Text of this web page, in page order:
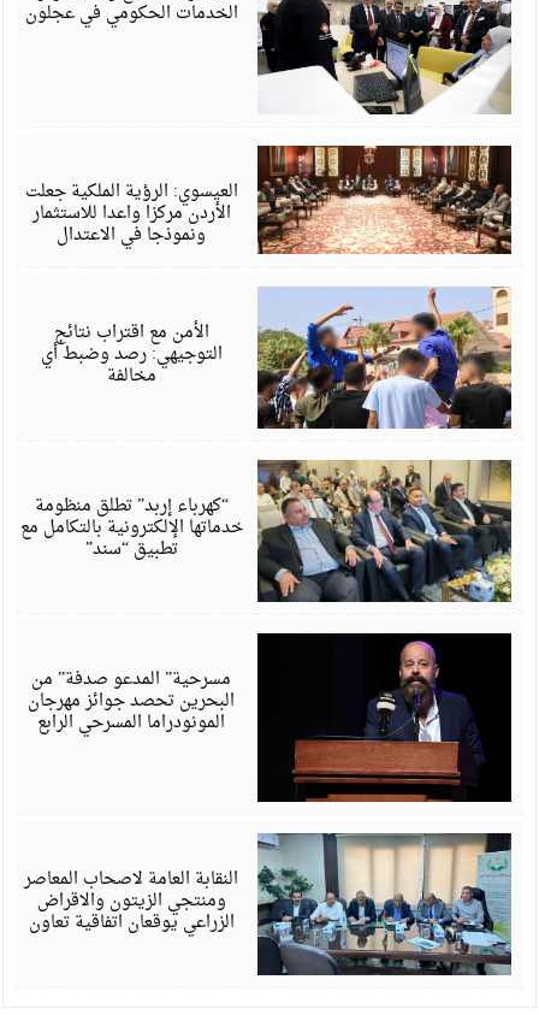
الخدمات الحكومي في عجلون
العيسوي: الرؤية الملكية جعلت
الأردن مركزا واعدا للاستثمار
ونموذجا في الاعتدال
الأمن مع اقتراب نتائج
التوجيهي: رصد وضبط أي
مخالفة
“كهرباء إربد” تطلق منظومة
خدماتها الإلكترونية بالتكامل مع
تطبيق “سند”
مسرحية” المدعو صدفة” من
البحرين تحصد جوائز مهرجان
المونودراما المسرحي الرابع
النقابة العامة لاصحاب المعاصر
ومنتجي الزيتون والاقراض
الزراعي يوقعان اتفاقية تعاون